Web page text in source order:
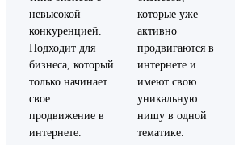
невысокой
конкуренцией.
Подходит для
бизнеса, который
только начинает
свое
продвижение в
интернете.
которые уже
активно
продвигаются в
интернете и
имеют свою
уникальную
нишу в одной
тематике.